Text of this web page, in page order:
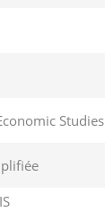
Studies